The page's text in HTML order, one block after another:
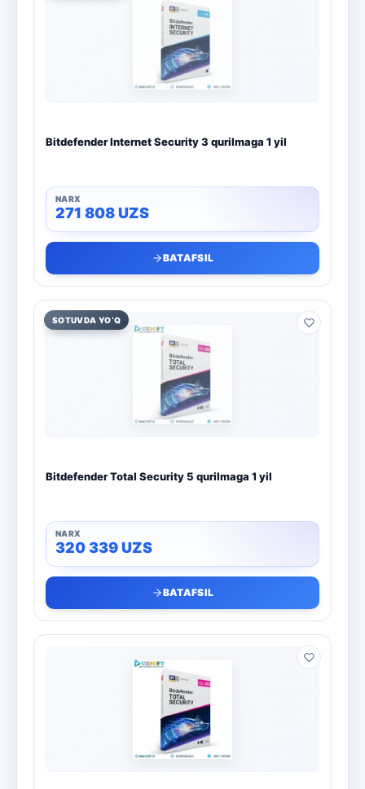
Onlayn kinoteatr IVI 3
Bitdefender Internet Security 3 qurilmaga 1 yil
271 808UZS
BATAFSIL
SOTUVDA YO‘Q
Bitdefender Total Security 5 qurilmaga 1 yil
320 339UZS
BATAFSIL